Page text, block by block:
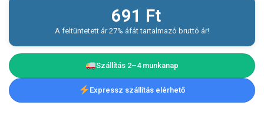
691 Ft
A feltüntetett ár 27% áfát tartalmazó bruttó ár!
Szállítás 2–4 munkanap
Expressz szállítás elérhető